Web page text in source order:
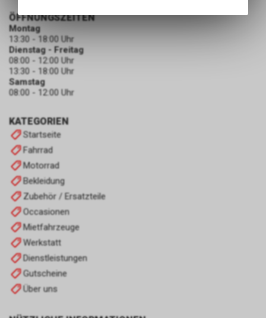
KATEGORIEN
Startseite
Fahrrad
Motorrad
Bekleidung
Zubehör / Ersatzteile
Occasionen
Mietfahrzeuge
Werkstatt
Dienstleistungen
Gutscheine
Über uns
ÖFFNUNGSZEITEN
Montag
13:30 - 18:00 Uhr
Dienstag - Freitag
08:00 - 12:00 Uhr
13:30 - 18:00 Uhr
Samstag
08:00 - 12:00 Uhr